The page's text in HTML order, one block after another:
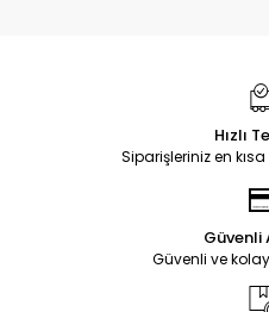
Hızlı
Siparişleriniz en
Güvenli
Güvenli ve